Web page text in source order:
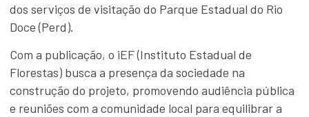
dos serviços de visitação do Parque Estadual do Rio
Doce (Perd).
Com a publicação, o iEF (Instituto Estadual de
Florestas) busca a presença da sociedade na
construção do projeto, promovendo audiência pública
e reuniões com a comunidade local para equilibrar a